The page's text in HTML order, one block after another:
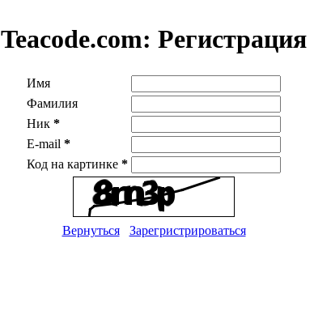
Teacode.com: Регистрация
Имя
Фамилия
Ник *
E-mail *
Код на картинке *
Вернуться Зарегристрироваться